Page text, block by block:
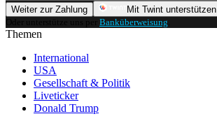
Weiter zur Zahlung
Mit Twint unterstützen
Oder unterstütze uns per Banküberweisung
Themen
International
USA
Gesellschaft & Politik
Liveticker
Donald Trump